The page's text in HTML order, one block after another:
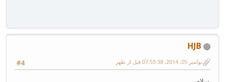
HJB
#4 نوامبر 05, 2014, 07:55:38 قبل از ظهر